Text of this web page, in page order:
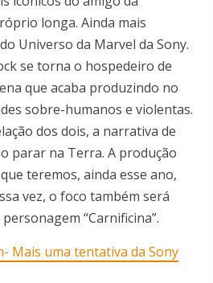
longa. Ainda mais
Universo da Marvel da Sony.
se torna o hospedeiro de
que acaba produzindo no
sobre-humanos e violentas.
dos dois, a narrativa de
parar na Terra. A produção
teremos, ainda esse ano,
vez, o foco também será
“Carnificina”.
Mais uma tentativa da Sony